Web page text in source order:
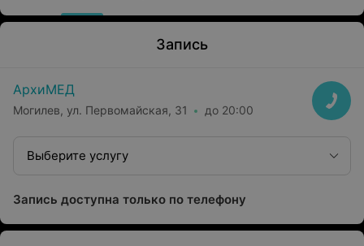
Запись
АрхиМЕД
Могилев, ул. Первомайская, 31 до 20:00
Выберите услугу
Запись доступна только по телефону